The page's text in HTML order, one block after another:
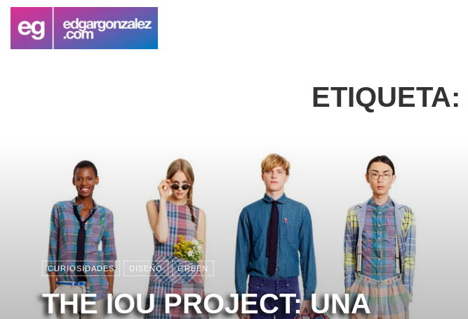
ETIQUETA:
CURIOSIDADES DISEÑO GREEN
THE IOU PROJECT: UNA